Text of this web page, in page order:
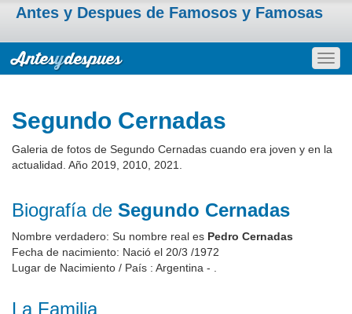
Antes y Despues de Famosos y Famosas
Segundo Cernadas
Galeria de fotos de Segundo Cernadas cuando era joven y en la
actualidad. Año 2019, 2010, 2021.
Biografía de Segundo Cernadas
Nombre verdadero: Su nombre real es Pedro Cernadas
Fecha de nacimiento: Nació el 20/3 /1972
Lugar de Nacimiento / País : Argentina - .
La Familia